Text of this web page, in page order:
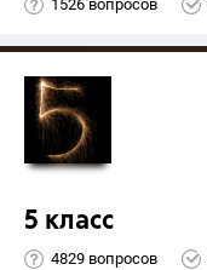
1526 вопросов
5 класс
4829 вопросов